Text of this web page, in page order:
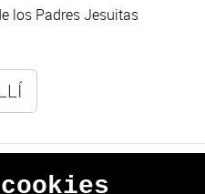
los Padres Jesuitas
cookies